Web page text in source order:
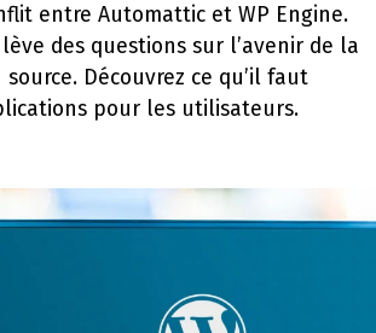
entre Automattic et WP Engine.
des questions sur l’avenir de la
Découvrez ce qu’il faut
pour les utilisateurs.